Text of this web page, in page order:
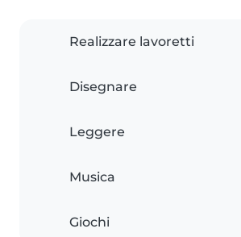
Realizzare lavoretti
Disegnare
Leggere
Musica
Giochi